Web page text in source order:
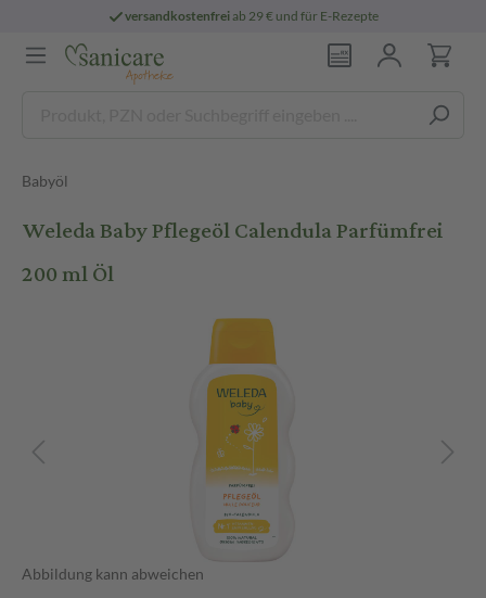
versandkostenfreiab 29 € und für E-Rezepte
Babyöl
Weleda Baby Pflegeöl Calendula Parfümfrei
200 ml Öl
Abbildung kann abweichen